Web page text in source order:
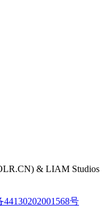
& LIAM Studios
号